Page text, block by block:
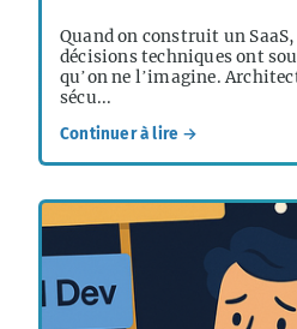
Quand on construit un
décisions techniques ont
qu’on ne l’imagine.
sécu...
Continuer à lire →